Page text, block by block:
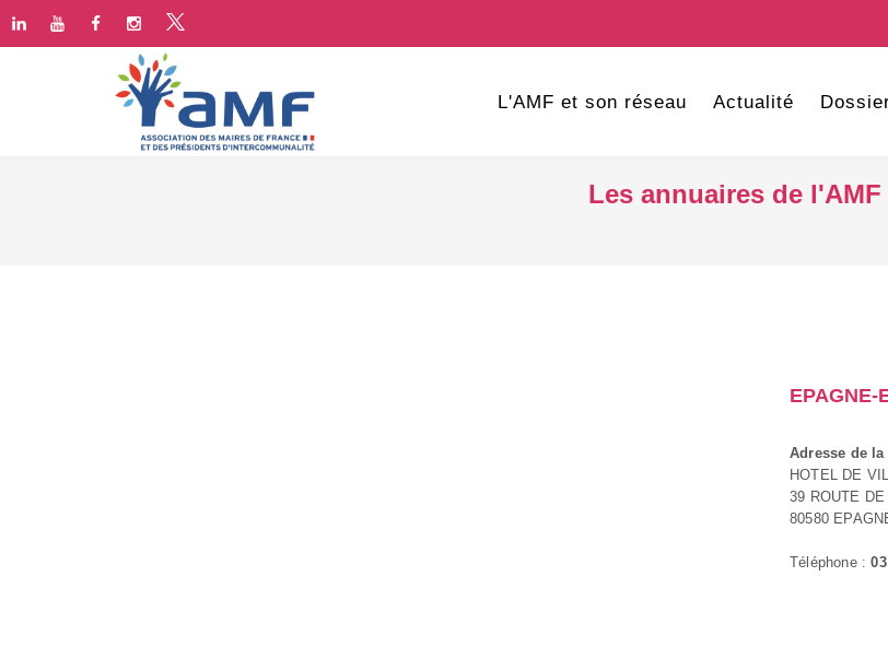
L'AMF et son réseau Actualité
Les annuaires de l'AMF
EPAGNE-
Adresse de
HOTEL DE
39 ROUTE DE
80580
Téléphone :